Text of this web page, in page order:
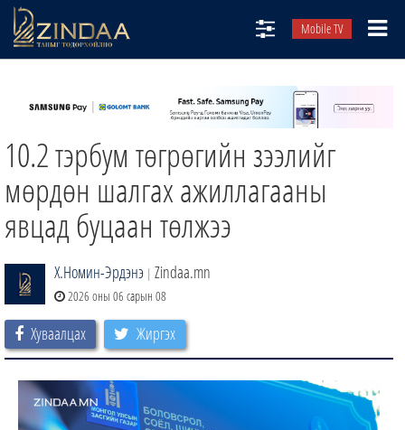
Mobile TV
ТВ8
ӨГЛӨӨНИЙ СОНИН
АУДИО ЗОХИОЛ
ЗИНДАА СЭТГҮҮЛ
10.2 тэрбум төгрөгийн зээлийг
мөрдөн шалгах ажиллагааны
явцад буцаан төлжээ
Х.Номин-Эрдэнэ | Zindaa.mn
2026 оны 06 сарын 08
Хуваалцах Жиргэх